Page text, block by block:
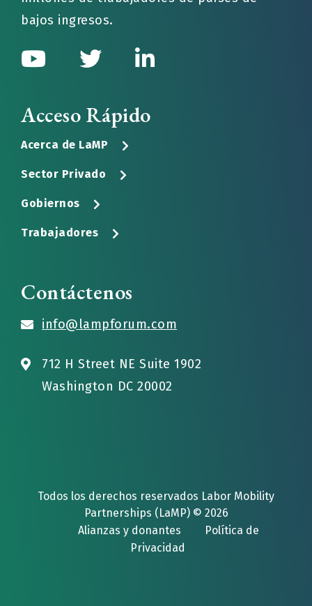
bajos ingresos.
Acceso Rápido
Acerca de LaMP
Sector Privado
Gobiernos
Trabajadores
Contáctenos
info@lampforum.com
712 H Street NE Suite 1902
Washington DC 20002
Todos los derechos reservados Labor Mobility
Partnerships (LaMP) © 2026
Alianzas y donantes
Política de
Privacidad